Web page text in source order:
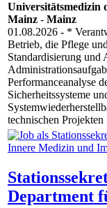
Universitätsmedizin
Mainz - Mainz
01.08.2026 - *
Betrieb, die Pflege
Standardisierung und
Performanceanalyse
Sicherheitssysteme
technischen Projekten
Department